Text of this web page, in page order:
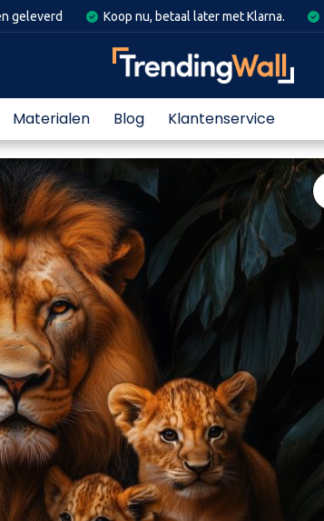
geleverd Koop nu, betaal later met Klarna.
Materialen Blog Klantenservice